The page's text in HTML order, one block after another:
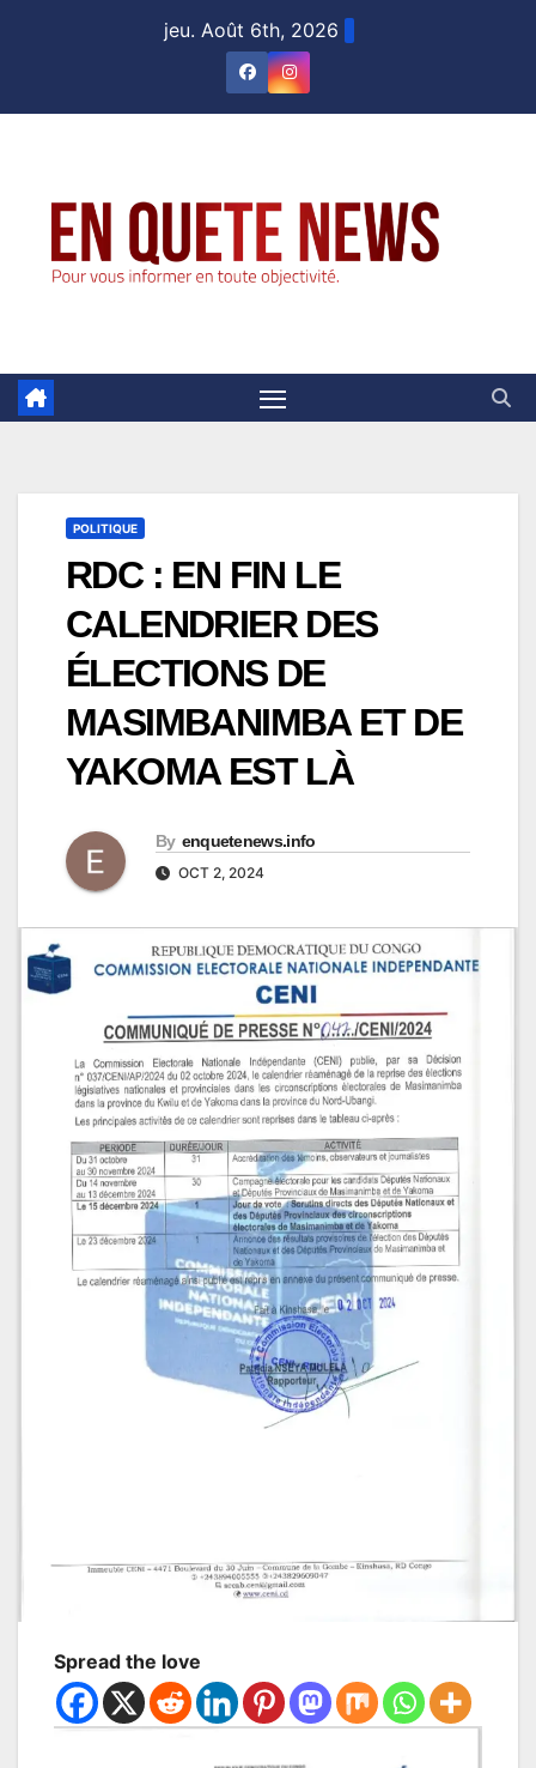
jeu. Août 6th, 2026
POLITIQUE
RDC : EN FIN LE
CALENDRIER DES
ÉLECTIONS DE
MASIMBANIMBA ET DE
YAKOMA EST LÀ
By enquetenews.info
OCT 2, 2024
Spread the love